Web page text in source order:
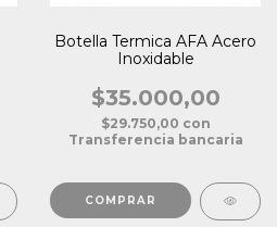
Botella Termica AFA Acero
Inoxidable
$35.000,00
$29.750,00 con
Transferencia bancaria